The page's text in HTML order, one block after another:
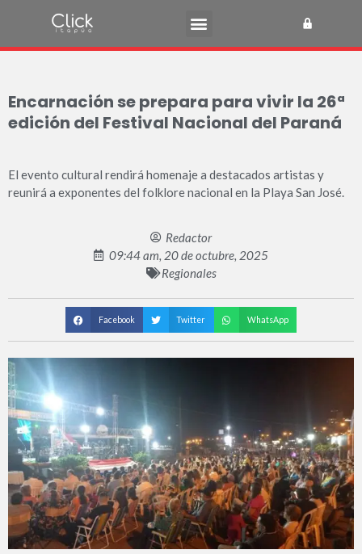
Encarnación se prepara para vivir la 26ª
edición del Festival Nacional del Paraná
El evento cultural rendirá homenaje a destacados artistas y
reunirá a exponentes del folklore nacional en la Playa San José.
Redactor
09:44 am, 20 de octubre, 2025
Regionales
Facebook Twitter WhatsApp